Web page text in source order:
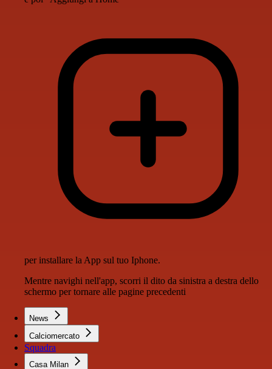
per installare la App sul tuo Iphone.
Mentre navighi nell'app, scorri il dito da sinistra a destra dello
schermo per tornare alle pagine precedenti
News
Calciomercato
Squadra
Casa Milan